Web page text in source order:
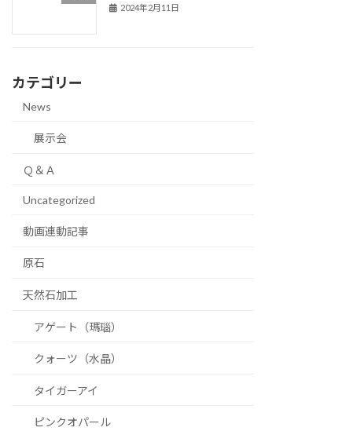
2024年2月11日
カテゴリー
News
展示会
Ｑ＆Ａ
Uncategorized
動画連動記事
原石
天然石加工
アゲート（瑪瑙）
クォーツ（水晶）
タイガーアイ
ピンクオパール